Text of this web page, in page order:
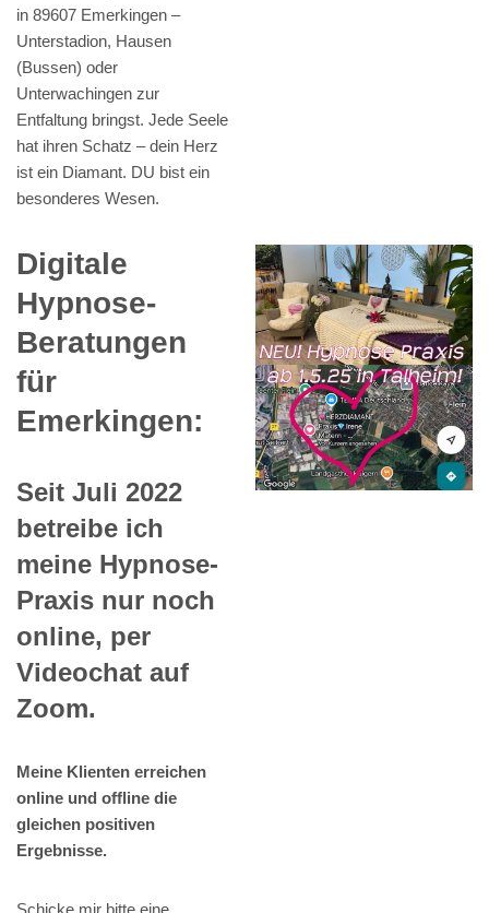
in 89607 Emerkingen –
Unterstadion, Hausen
(Bussen) oder
Unterwachingen zur
Entfaltung bringst. Jede Seele
hat ihren Schatz – dein Herz
ist ein Diamant. DU bist ein
besonderes Wesen.
Digitale
Hypnose-
Beratungen
für
Emerkingen:
Seit Juli 2022
betreibe ich
meine Hypnose-
Praxis nur noch
online, per
Videochat auf
Zoom.
Meine Klienten erreichen
online und offline die
gleichen positiven
Ergebnisse.